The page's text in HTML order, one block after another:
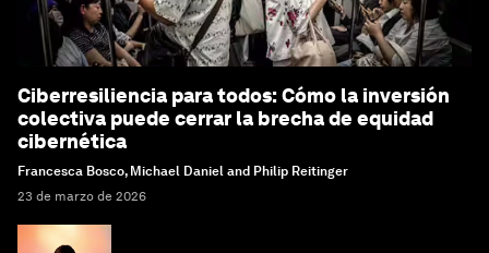
Ciberresiliencia para todos: Cómo la inversión
colectiva puede cerrar la brecha de equidad
cibernética
Francesca Bosco, Michael Daniel and Philip Reitinger
23 de marzo de 2026